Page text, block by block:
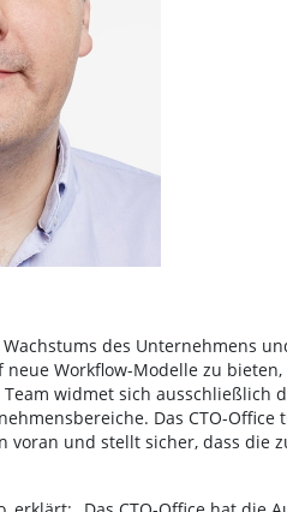
des Unternehmens
Workflow-Modelle zu
widmet sich ausschließlich
Das CTO-
voran und stellt sicher, dass